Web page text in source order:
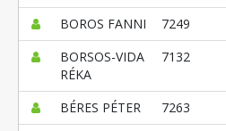
BOROS FANNI
7249
BORSOS-VIDA
RÉKA
7132
BÉRES PÉTER 7263